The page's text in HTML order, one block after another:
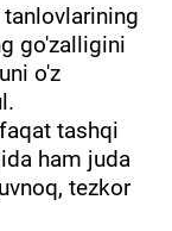
go'zalligini
o'z
tashqi
ham juda
tezkor